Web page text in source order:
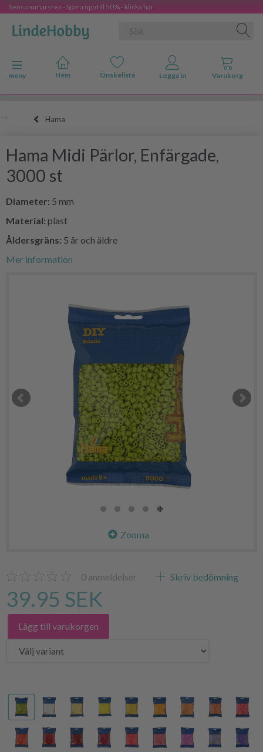
Sensommarsrea - Spara upp till 50% - klicka här
Ändra navigering
meny
Hama
Hama Midi Pärlor, Enfärgade,
3000 st
Diameter: 5 mm
Material: plast
Åldersgräns: 5 år och äldre
Mer information
Zooma
0 anmeldelser Skriv bedömning
39.95 SEK
Lägg till varukorgen